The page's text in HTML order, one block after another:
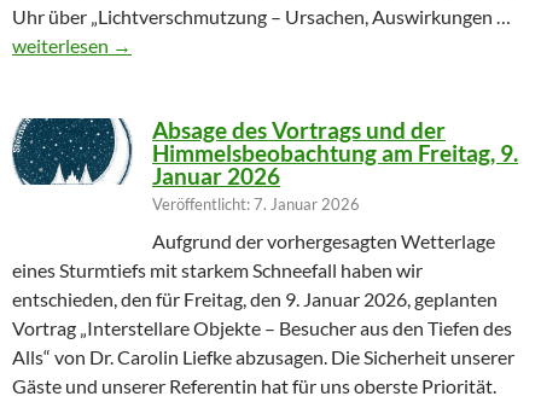
Uhr über „Lichtverschmutzung – Ursachen, Auswirkungen …
Geändertes Vortragsthema 06.03.2026
weiterlesen →
Absage des Vortrags und der
Himmelsbeobachtung am Freitag, 9.
Januar 2026
Veröffentlicht: 7. Januar 2026
Aufgrund der vorhergesagten Wetterlage
eines Sturmtiefs mit starkem Schneefall haben wir
entschieden, den für Freitag, den 9. Januar 2026, geplanten
Vortrag „Interstellare Objekte – Besucher aus den Tiefen des
Alls“ von Dr. Carolin Liefke abzusagen. Die Sicherheit unserer
Gäste und unserer Referentin hat für uns oberste Priorität.